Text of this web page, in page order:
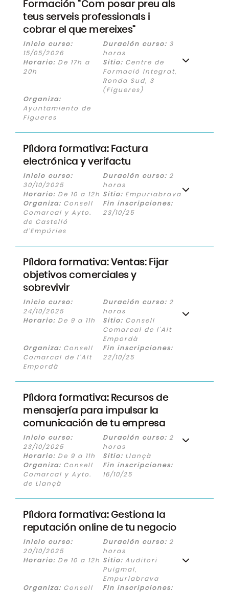
Formación “Com posar preu als
teus serveis professionals i
cobrar el que mereixes”
Inicio curso:
15/05/2026
Duración curso:3
horas
Horario: De 17h a
20h
Sitio:Centre de
Formació Integrat,
Ronda Sud, 3
(Figueres)
Organiza:
Ayuntamiento de
Figueres
Píldora formativa: Factura
electrónica y verifactu
Inicio curso:
30/10/2025
Duración curso:2
horas
Horario: De 10 a 12h Sitio:Empuriabrava
Organiza: Consell
Comarcal y Ayto.
de Castelló
d'Empúries
Fin inscripciones:
23/10/25
Píldora formativa: Ventas: Fijar
objetivos comerciales y
sobrevivir
Inicio curso:
24/10/2025
Duración curso:2
horas
Horario: De 9 a 11h Sitio:Consell
Comarcal de l'Alt
Empordà
Organiza: Consell
Comarcal de l'Alt
Empordà
Fin inscripciones:
22/10/25
Píldora formativa: Recursos de
mensajería para impulsar la
comunicación de tu empresa
Inicio curso:
23/10/2025
Duración curso:2
horas
Horario: De 9 a 11h Sitio:Llançà
Organiza: Consell
Comarcal y Ayto.
de Llançà
Fin inscripciones:
16/10/25
Píldora formativa: Gestiona la
reputación online de tu negocio
Inicio curso:
20/10/2025
Duración curso:2
horas
Horario: De 10 a 12h Sitio:Auditori
Puigmal,
Empuriabrava
Organiza: Consell
Fin inscripciones: